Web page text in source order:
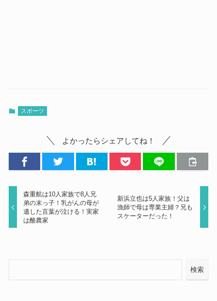
スポーツ
よかったらシェアしてね！
森重航は10人家族で8人兄
弟の末っ子！乳がんの母が
遺した言葉が泣ける！実家
は酪農家
新浜立也は5人家族！父は
漁師で母は専業主婦？兄も
スケーターだった！
検索